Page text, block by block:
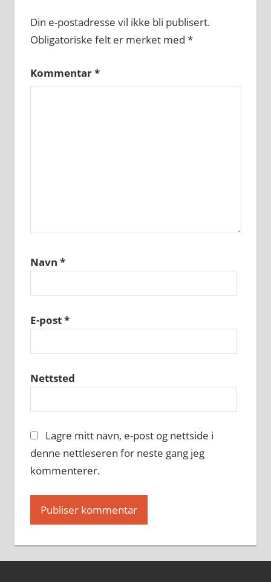
Din e-postadresse vil ikke bli publisert.
Obligatoriske felt er merket med *
Kommentar*
Navn *
E-post*
Nettsted
Lagre mitt navn, e-post og nettside i
denne nettleseren for neste gang jeg
kommenterer.